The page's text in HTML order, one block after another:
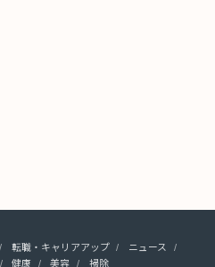
転職・キャリアアップ
ニュース
健康 美容 掃除